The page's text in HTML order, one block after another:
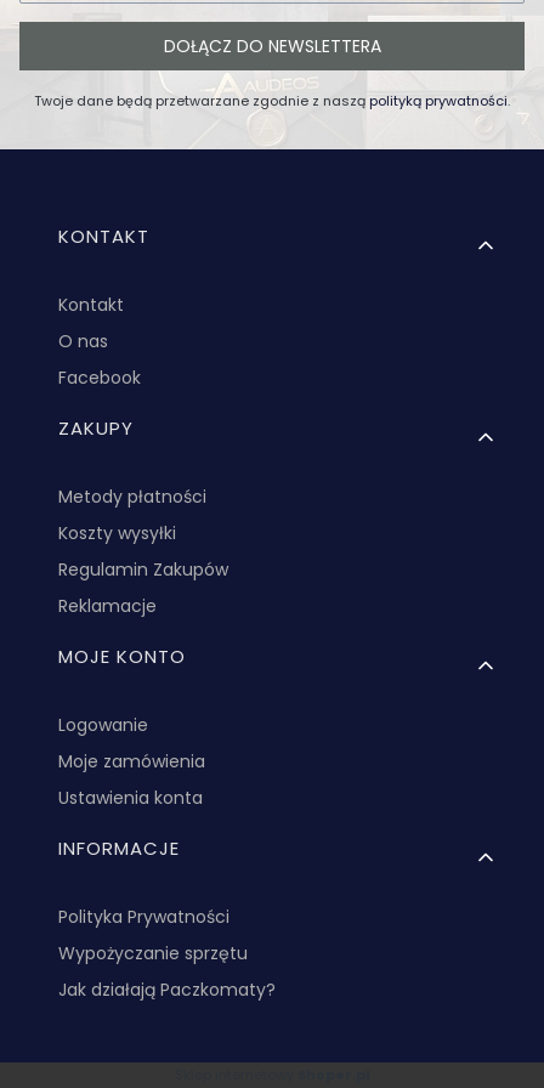
DOŁĄCZ DO NEWSLETTERA
Twoje dane będą przetwarzane zgodnie z naszą polityką prywatności.
Linki w stopce
KONTAKT
Kontakt
O nas
Facebook
ZAKUPY
Metody płatności
Koszty wysyłki
Regulamin Zakupów
Reklamacje
MOJE KONTO
Logowanie
Moje zamówienia
Ustawienia konta
INFORMACJE
Polityka Prywatności
Wypożyczanie sprzętu
Jak działają Paczkomaty?